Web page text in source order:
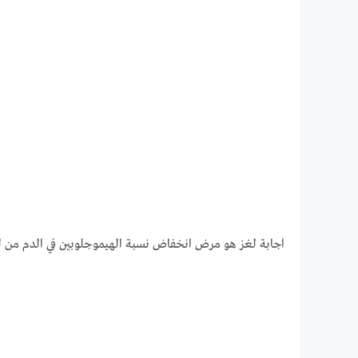
اجابة لغز هو مرض انخفاض نسبة الهيموجلوبين في الدم من لغز 2 رمضان من لعبة رشفة